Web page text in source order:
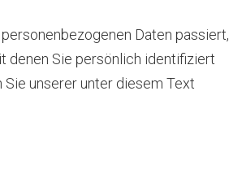
Daten passiert,
denen Sie persönlich identifiziert
unserer unter diesem Text